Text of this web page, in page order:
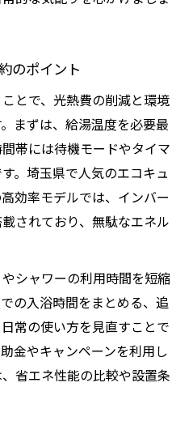
のポイント
とで、光熱費の削減と環境
まずは、給湯温度を必要最
帯には待機モードやタイマ
。埼玉県で人気のエコキュ
効率モデルでは、インバー
されており、無駄なエネル
シャワーの利用時間を短縮
の入浴時間をまとめる、追
常の使い方を見直すことで
金やキャンペーンを利用し
省エネ性能の比較や設置条